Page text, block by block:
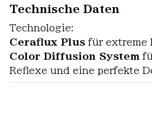
Technische Daten
Technologie:
Ceraflux Plus für extreme
Color Diffusion System
Reflexe und eine perfekte